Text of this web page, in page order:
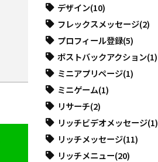
デザイン(10)
フレックスメッセージ(2)
プロフィール登録(5)
ポストバックアクション(1)
ミニアプリページ(1)
ミニゲーム(1)
リサーチ(2)
リッチビデオメッセージ(1)
リッチメッセージ(11)
リッチメニュー(20)